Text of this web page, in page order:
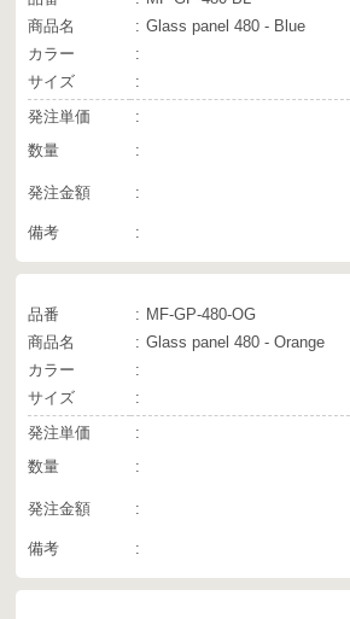
商品名
Glass panel 480 - Blue
カラー
サイズ
発注単価
数量
発注金額
備考
品番
MF-GP-480-OG
商品名
Glass panel 480 - Orange
カラー
サイズ
発注単価
数量
発注金額
備考